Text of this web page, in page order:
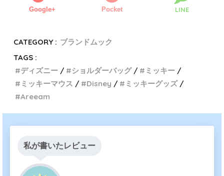
Google+ Pocket LINE
CATEGORY : ブランドムック
TAGS :
ディズニー
ショルダーバッグ
ミッキー
ミッキーマウス
Disney
ミッキーグッズ
Areeam
私が書いたレビュー